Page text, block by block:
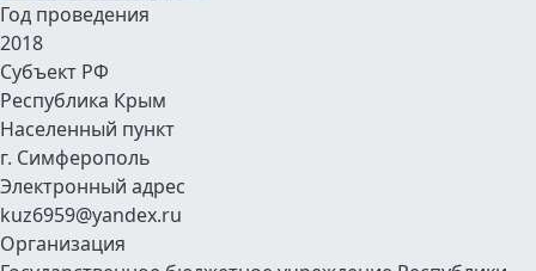
Год проведения
2018
Субъект РФ
Республика Крым
Населенный пункт
г. Симферополь
Электронный адрес
kuz6959@yandex.ru
Организация